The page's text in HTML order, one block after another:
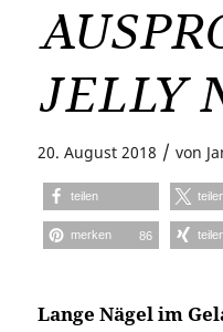
JELLY
20. August 2018 / von
teilen
merken 86
Lange Nägel im